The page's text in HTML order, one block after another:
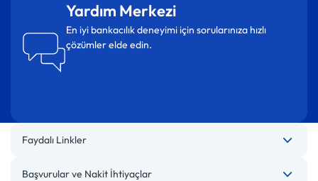
Yardım Merkezi
En iyi bankacılık deneyimi için sorularınıza hızlı
çözümler elde edin.
Faydalı Linkler
Başvurular ve Nakit İhtiyaçlar